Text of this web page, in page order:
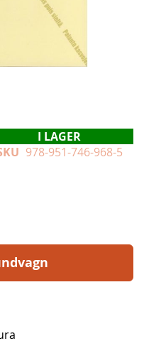
I LAGER
978-951-746-968-5